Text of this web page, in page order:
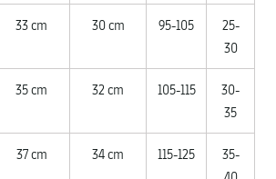
33 cm 30 cm 95-105
25-
30
35 cm 32 cm 105-115
30-
35
37 cm 34 cm 115-125
35-